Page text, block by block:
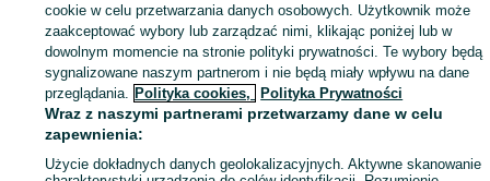
867229499 Wyświetlenia:
Zadzwoń / SMS Wyślij wiadomość
cookie w celu przetwarzania danych osobowych. Użytkownik może
zaakceptować wybory lub zarządzać nimi, klikając poniżej lub w
dowolnym momencie na stronie polityki prywatności. Te wybory będą
sygnalizowane naszym partnerom i nie będą miały wpływu na dane
przeglądania. Polityka cookies, Polityka Prywatności
Wraz z naszymi partnerami przetwarzamy dane w celu
zapewnienia:
Użycie dokładnych danych geolokalizacyjnych. Aktywne skanowanie